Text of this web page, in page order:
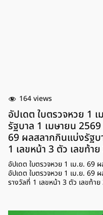
164 views
อัปเดต ใบตรวจหวย 1
รัฐบาล 1 เมษายน
69 ผลสลากกินแบ่งรัฐบ
1 เลขหน้า 3 ตัว เลขท้า
อัปเดต ใบตรวจหวย 1 เม.ย. 69
อัปเดต ใบตรวจหวย 1 เม.ย. 69
รางวัลที่ 1 เลขหน้า 3 ตัว เลขท้า